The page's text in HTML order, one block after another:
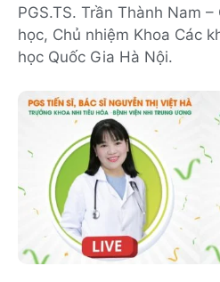
PGS.TS. Trần Thành Nam
học, Chủ nhiệm Khoa Các
học Quốc Gia Hà Nội.